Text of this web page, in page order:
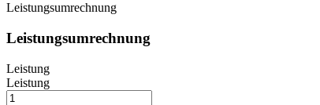
Leistungsumrechnung
Leistungsumrechnung
Leistung
Leistung